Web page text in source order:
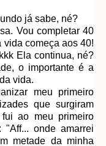
já sabe, né?
Vou completar 40
vida começa aos 40!
Ela continua, né?
o importante é a
vida.
meu primeiro
que surgiram
ao meu primeiro
"Aff... onde amarrei
metade da minha